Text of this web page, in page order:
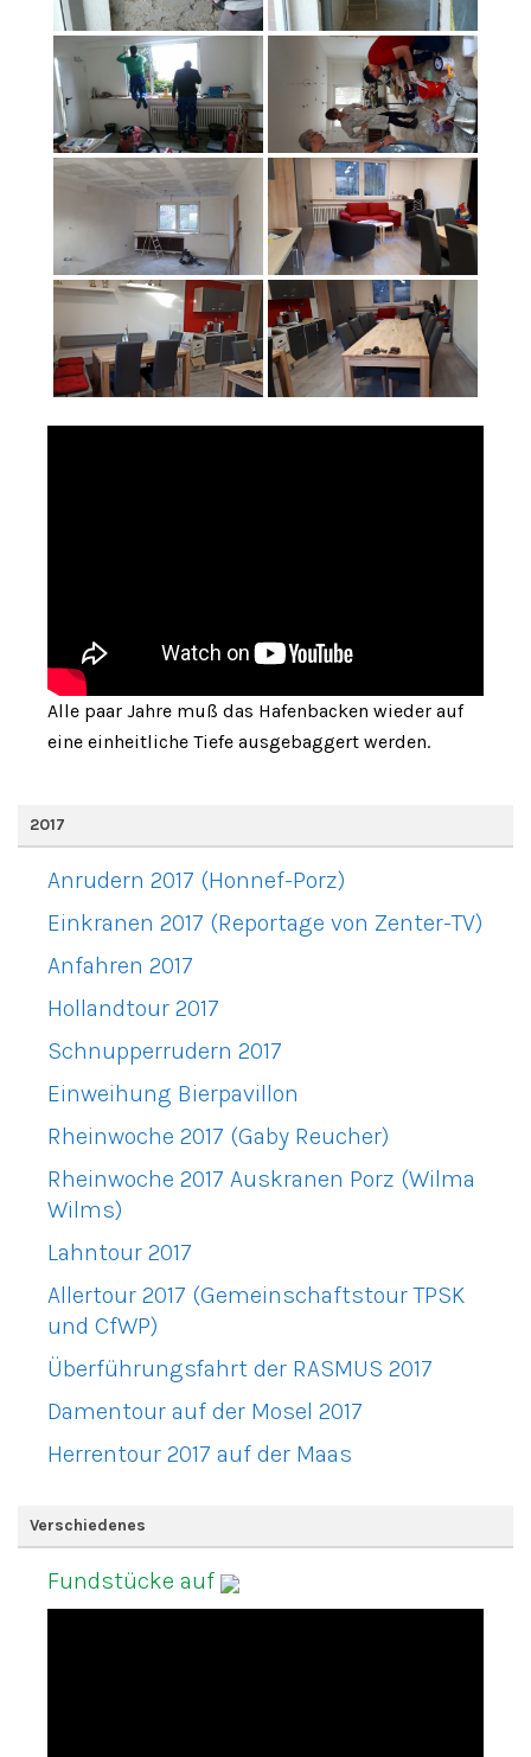
Alle paar Jahre muß das Hafenbacken wieder auf
eine einheitliche Tiefe ausgebaggert werden.
2017
Anrudern 2017 (Honnef-Porz)
Einkranen 2017 (Reportage von Zenter-TV)
Anfahren 2017
Hollandtour 2017
Schnupperrudern 2017
Einweihung Bierpavillon
Rheinwoche 2017 (Gaby Reucher)
Rheinwoche 2017 Auskranen Porz (Wilma
Wilms)
Lahntour 2017
Allertour 2017 (Gemeinschaftstour TPSK
und CfWP)
Überführungsfahrt der RASMUS 2017
Damentour auf der Mosel 2017
Herrentour 2017 auf der Maas
Verschiedenes
Fundstücke auf